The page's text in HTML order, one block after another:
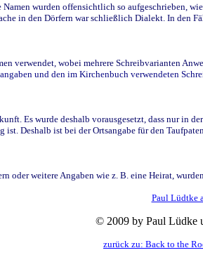
wurden offensichtlich so aufgeschrieben,
in den Dörfern war schließlich Dialekt. In den
verwendet, wobei mehrere Schreibvarianten
und den im Kirchenbuch verwendeten
Es wurde deshalb vorausgesetzt, dass nur
Deshalb ist bei der Ortsangabe für den
oder weitere Angaben wie z. B. eine Heirat,
Paul Lüdtke
© 2009 by Paul Lüdke
zurück zu: Back to the